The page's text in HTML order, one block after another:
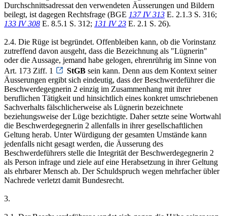
Durchschnittsadressat den verwendeten Äusserungen und Bildern
beilegt, ist dagegen Rechtsfrage (BGE 137 IV 313 E. 2.1.3 S. 316;
133 IV 308 E. 8.5.1 S. 312; 131 IV 23 E. 2.1 S. 26).
2.4. Die Rüge ist begründet. Offenbleiben kann, ob die Vorinstanz
zutreffend davon ausgeht, dass die Bezeichnung als "Lügnerin"
oder die Aussage, jemand habe gelogen, ehrenrührig im Sinne von
Art. 173 Ziff. 1
StGB sein kann. Denn aus dem Kontext seiner
Äusserungen ergibt sich eindeutig, dass der Beschwerdeführer die
Beschwerdegegnerin 2 einzig im Zusammenhang mit ihrer
beruflichen Tätigkeit und hinsichtlich eines konkret umschriebenen
Sachverhalts fälschlicherweise als Lügnerin bezeichnete
beziehungsweise der Lüge bezichtigte. Daher setzte seine Wortwahl
die Beschwerdegegnerin 2 allenfalls in ihrer gesellschaftlichen
Geltung herab. Unter Würdigung der gesamten Umstände kann
jedenfalls nicht gesagt werden, die Äusserung des
Beschwerdeführers stelle die Integrität der Beschwerdegegnerin 2
als Person infrage und ziele auf eine Herabsetzung in ihrer Geltung
als ehrbarer Mensch ab. Der Schuldspruch wegen mehrfacher übler
Nachrede verletzt damit Bundesrecht.
3.